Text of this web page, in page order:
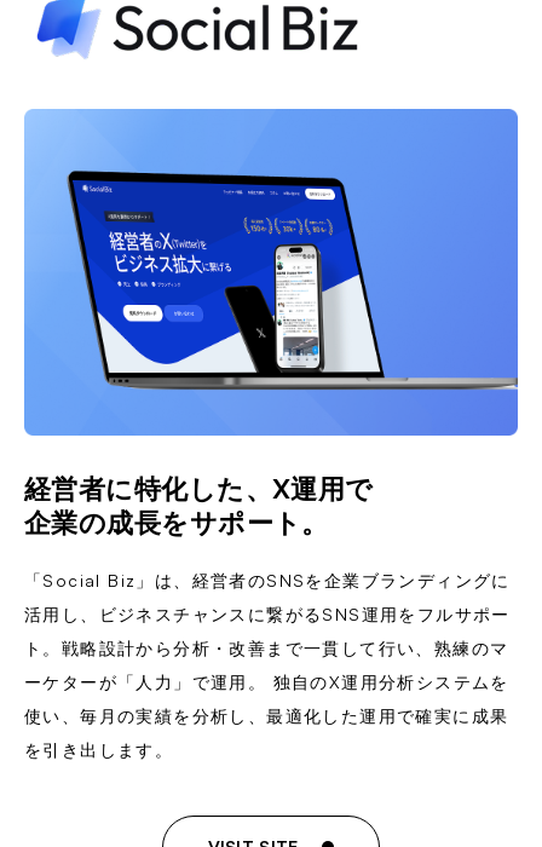
経営者に特化した、X運用で
企業の成長をサポート。
「Social Biz」は、経営者のSNSを企業ブランディングに
活用し、ビジネスチャンスに繋がるSNS運用をフルサポー
ト。戦略設計から分析・改善まで一貫して行い、熟練のマ
ーケターが「人力」で運用。 独自のX運用分析システムを
使い、毎月の実績を分析し、最適化した運用で確実に成果
を引き出します。